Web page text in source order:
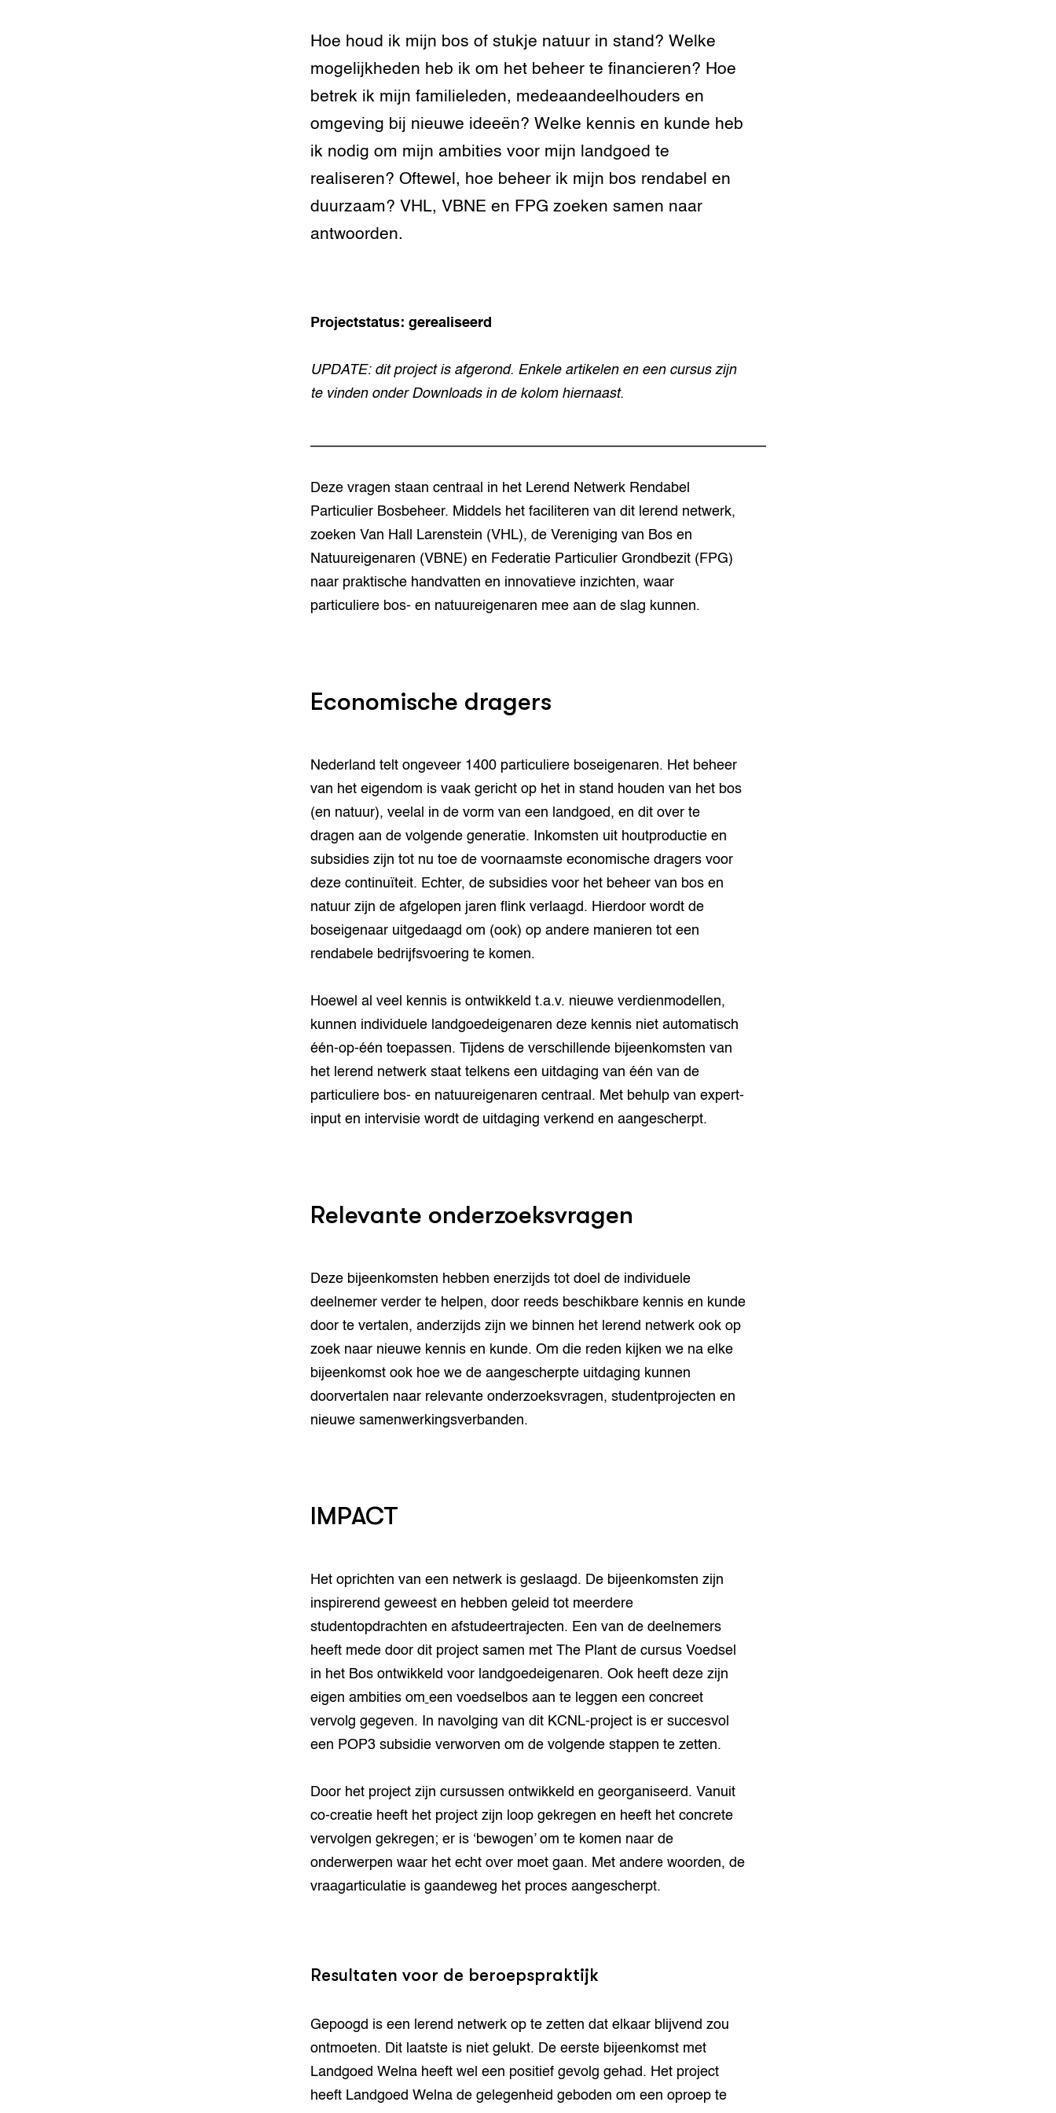
Hoe houd ik mijn bos of stukje natuur in stand? Welke
mogelijkheden heb ik om het beheer te financieren? Hoe
betrek ik mijn familieleden, medeaandeelhouders en
omgeving bij nieuwe ideeën? Welke kennis en kunde heb
ik nodig om mijn ambities voor mijn landgoed te
realiseren? Oftewel, hoe beheer ik mijn bos rendabel en
duurzaam? VHL, VBNE en FPG zoeken samen naar
antwoorden.
Projectstatus: gerealiseerd
UPDATE: dit project is afgerond. Enkele artikelen en een cursus zijn
te vinden onder Downloads in de kolom hiernaast.
Deze vragen staan centraal in het Lerend Netwerk Rendabel
Particulier Bosbeheer. Middels het faciliteren van dit lerend netwerk,
zoeken Van Hall Larenstein (VHL), de Vereniging van Bos en
Natuureigenaren (VBNE) en Federatie Particulier Grondbezit (FPG)
naar praktische handvatten en innovatieve inzichten, waar
particuliere bos- en natuureigenaren mee aan de slag kunnen.
Economische dragers
Nederland telt ongeveer 1400 particuliere boseigenaren. Het beheer
van het eigendom is vaak gericht op het in stand houden van het bos
(en natuur), veelal in de vorm van een landgoed, en dit over te
dragen aan de volgende generatie. Inkomsten uit houtproductie en
subsidies zijn tot nu toe de voornaamste economische dragers voor
deze continuïteit. Echter, de subsidies voor het beheer van bos en
natuur zijn de afgelopen jaren flink verlaagd. Hierdoor wordt de
boseigenaar uitgedaagd om (ook) op andere manieren tot een
rendabele bedrijfsvoering te komen.
Hoewel al veel kennis is ontwikkeld t.a.v. nieuwe verdienmodellen,
kunnen individuele landgoedeigenaren deze kennis niet automatisch
één-op-één toepassen. Tijdens de verschillende bijeenkomsten van
het lerend netwerk staat telkens een uitdaging van één van de
particuliere bos- en natuureigenaren centraal. Met behulp van expert-
input en intervisie wordt de uitdaging verkend en aangescherpt.
Relevante onderzoeksvragen
Deze bijeenkomsten hebben enerzijds tot doel de individuele
deelnemer verder te helpen, door reeds beschikbare kennis en kunde
door te vertalen, anderzijds zijn we binnen het lerend netwerk ook op
zoek naar nieuwe kennis en kunde. Om die reden kijken we na elke
bijeenkomst ook hoe we de aangescherpte uitdaging kunnen
doorvertalen naar relevante onderzoeksvragen, studentprojecten en
nieuwe samenwerkingsverbanden.
IMPACT
Het oprichten van een netwerk is geslaagd. De bijeenkomsten zijn
inspirerend geweest en hebben geleid tot meerdere
studentopdrachten en afstudeertrajecten. Een van de deelnemers
heeft mede door dit project samen met The Plant de cursus Voedsel
in het Bos ontwikkeld voor landgoedeigenaren. Ook heeft deze zijn
eigen ambities om een voedselbos aan te leggen een concreet
vervolg gegeven. In navolging van dit KCNL-project is er succesvol
een POP3 subsidie verworven om de volgende stappen te zetten.
Door het project zijn cursussen ontwikkeld en georganiseerd. Vanuit
co-creatie heeft het project zijn loop gekregen en heeft het concrete
vervolgen gekregen; er is ‘bewogen’ om te komen naar de
onderwerpen waar het echt over moet gaan. Met andere woorden, de
vraagarticulatie is gaandeweg het proces aangescherpt.
Resultaten voor de beroepspraktijk
Gepoogd is een lerend netwerk op te zetten dat elkaar blijvend zou
ontmoeten. Dit laatste is niet gelukt. De eerste bijeenkomst met
Landgoed Welna heeft wel een positief gevolg gehad. Het project
heeft Landgoed Welna de gelegenheid geboden om een oproep te